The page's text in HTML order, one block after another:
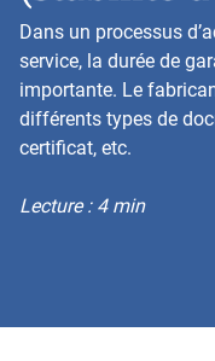
Dans un processus
service, la durée de
importante. Le
différents types de
certificat, etc.
Lecture : 4 min